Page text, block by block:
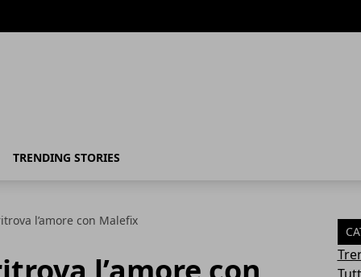
TRENDING STORIES
l’amore con Malefix